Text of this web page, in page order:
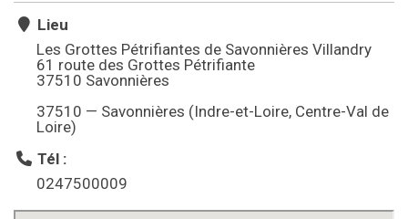
Lieu
Les Grottes Pétrifiantes de Savonnières Villandry
61 route des Grottes Pétrifiante
37510 Savonnières
37510 — Savonnières (Indre-et-Loire, Centre-Val de
Loire)
Tél :
0247500009